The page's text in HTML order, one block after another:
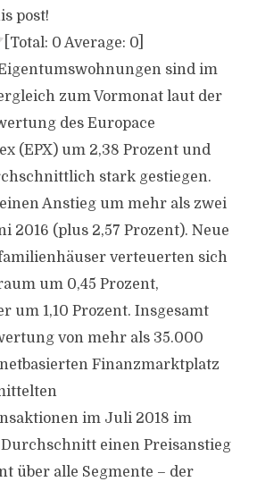
post!
[Total: 0 Average: 0]
sind im
zum Vormonat laut der
des Europace
(EPX) um 2,38 Prozent und
stark gestiegen.
Anstieg um mehr als zwei
2016 (plus 2,57 Prozent). Neue
verteuerten sich
um 0,45 Prozent,
um 1,10 Prozent. Insgesamt
von mehr als 35.000
Finanzmarktplatz
im Juli 2018 im
einen Preisanstieg
über alle Segmente – der